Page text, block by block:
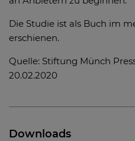
Die Studie ist als Buch im
erschienen.
Quelle: Stiftung Münch
20.02.2020
Downloads